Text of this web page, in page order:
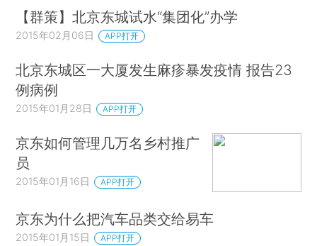
【群策】北京东城试水“集团化”办学
2015年02月06日 APP打开
北京东城区一大厦发生麻疹暴发疫情 报告23
例病例
2015年01月28日 APP打开
京东如何管理几万名乡村推广
员
2015年01月16日 APP打开
京东为什么把汽车品类交给易车
2015年01月15日 APP打开